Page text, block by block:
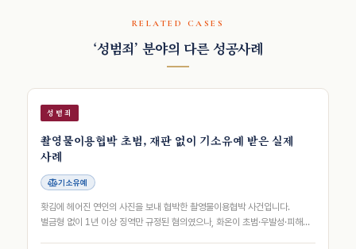
RELATED CASES
‘성범죄’ 분야의 다른 성공사례
성범죄
촬영물이용협박 초범, 재판 없이 기소유예 받은 실제
사례
기소유예
홧김에 헤어진 연인의 사진을 보내 협박한 촬영물이용협박 사건입니다.
벌금형 없이 1년 이상 징역만 규정된 혐의였으나, 화온이 초범·우발성·피해